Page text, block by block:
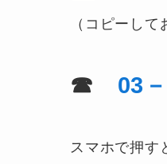
（コピーして
☎ 03
スマホで押す